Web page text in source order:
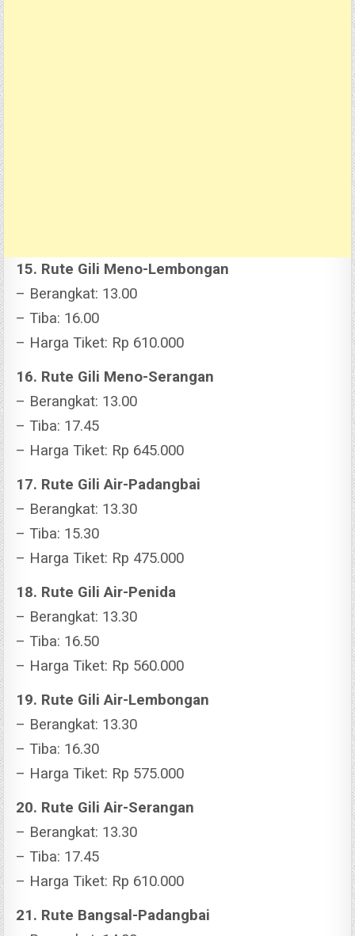
15. Rute Gili Meno-Lembongan
– Berangkat: 13.00
– Tiba: 16.00
– Harga Tiket: Rp 610.000
16. Rute Gili Meno-Serangan
– Berangkat: 13.00
– Tiba: 17.45
– Harga Tiket: Rp 645.000
17. Rute Gili Air-Padangbai
– Berangkat: 13.30
– Tiba: 15.30
– Harga Tiket: Rp 475.000
18. Rute Gili Air-Penida
– Berangkat: 13.30
– Tiba: 16.50
– Harga Tiket: Rp 560.000
19. Rute Gili Air-Lembongan
– Berangkat: 13.30
– Tiba: 16.30
– Harga Tiket: Rp 575.000
20. Rute Gili Air-Serangan
– Berangkat: 13.30
– Tiba: 17.45
– Harga Tiket: Rp 610.000
21. Rute Bangsal-Padangbai